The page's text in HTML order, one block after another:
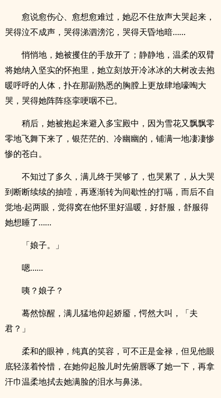
愈说愈伤心、愈想愈难过，她忍不住放声大哭起来，
哭得泣不成声，哭得涕泗滂沱，哭得天昏地暗……
悄悄地，她被攫住的手放开了；静静地，温柔的双臂
将她纳入坚实的怀抱里，她立刻放开冷冰冰的大树改去抱
暖呼呼的人体，扑在那副熟悉的胸膛上更放肆地嚎啕大
哭，哭得她阵阵痉挛哽咽不已。
稍后，她被抱起来避入多宝殿中，因为雪花又飘飘零
零地飞舞下来了，银茫茫的、冷幽幽的，铺满一地凄凄惨
惨的苍白。
不知过了多久，满儿终于哭够了，也哭累了，从大哭
到断断续续的抽噎，再逐渐转为间歇性的打嗝，而后不自
觉地-起两眼，觉得窝在他怀里好温暖，好舒服，舒服得
她想睡了……
「娘子。」
嗯……
咦？娘子？
蓦然惊醒，满儿猛地仰起娇靥，愕然大叫，「夫
君？」
柔和的眼神，纯真的笑容，可不正是金禄，但见他眼
底轻漾着怜惜，在她仰起脸儿时先俯唇啄了她一下，再拿
汗巾温柔地拭去她满脸的泪水与鼻涕。